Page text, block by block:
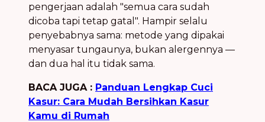
pengerjaan adalah "semua cara sudah
dicoba tapi tetap gatal". Hampir selalu
penyebabnya sama: metode yang dipakai
menyasar tungaunya, bukan alergennya —
dan dua hal itu tidak sama.
BACA JUGA : Panduan Lengkap Cuci
Kasur: Cara Mudah Bersihkan Kasur
Kamu di Rumah